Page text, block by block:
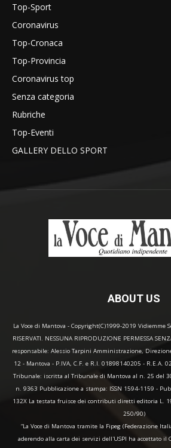
Top-Sport
Coronavirus
Top-Cronaca
Top-Provincia
Coronavirus top
Senza categoria
Rubriche
Top-Eventi
GALLERY DELLO SPORT
ABOUT US
La Voce di Mantova - Copyright(C)1999-2019 Vidiemme
RISERVATI. NESSUNA RIPRODUZIONE PERMESSA
responsabile: Alessio Tarpini Amministrazione,
12 - Mantova - P.IVA, C.F. e R.I. 01898140205 - R.E.A.
Tribunale: iscritta al Tribunale di Mantova al n. 25 del
n. 9363 Pubblicazione a stampa: ISSN 1594-1159 -
132X La testata fruisce dei contributi diretti editoria L.
250/90)
“La Voce di Mantova tramite la Fipeg (Federazione
aderendo alla carta dei servizi dell'USPI ha accettato il